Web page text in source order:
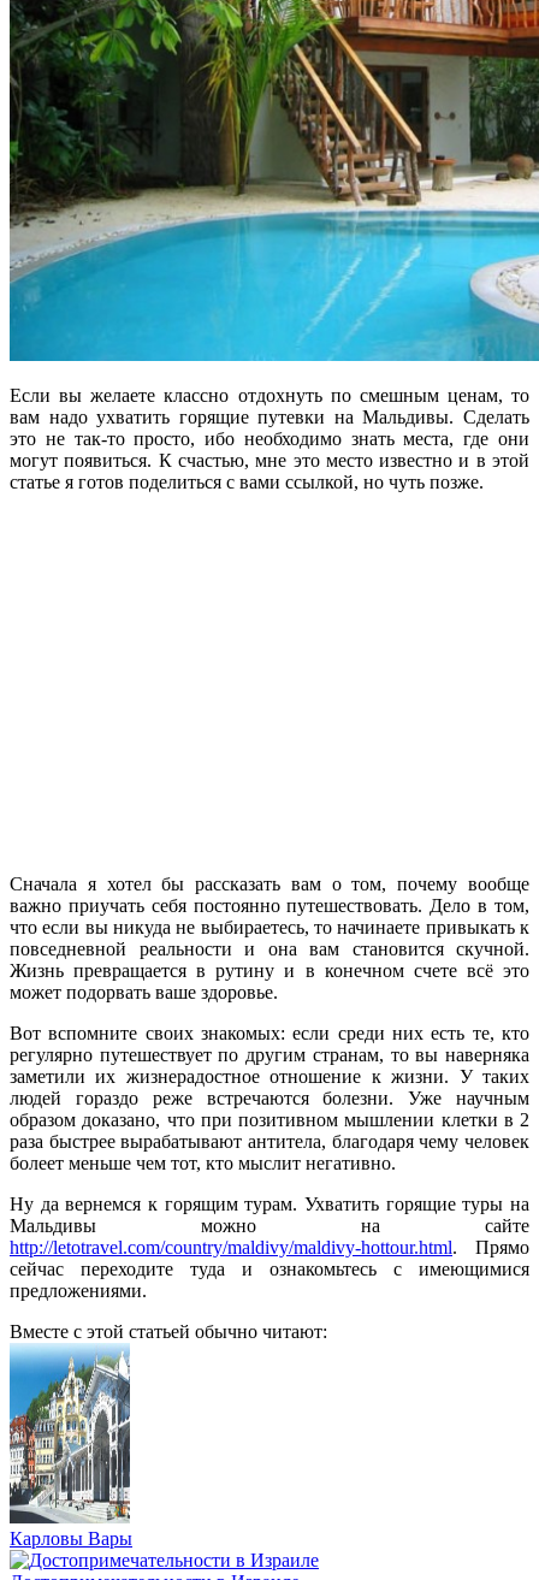
Если вы желаете классно отдохнуть по смешным ценам, то
вам надо ухватить горящие путевки на Мальдивы. Сделать
это не так-то просто, ибо необходимо знать места, где они
могут появиться. К счастью, мне это место известно и в этой
статье я готов поделиться с вами ссылкой, но чуть позже.
Сначала я хотел бы рассказать вам о том, почему вообще
важно приучать себя постоянно путешествовать. Дело в том,
что если вы никуда не выбираетесь, то начинаете привыкать к
повседневной реальности и она вам становится скучной.
Жизнь превращается в рутину и в конечном счете всё это
может подорвать ваше здоровье.
Вот вспомните своих знакомых: если среди них есть те, кто
регулярно путешествует по другим странам, то вы наверняка
заметили их жизнерадостное отношение к жизни. У таких
людей гораздо реже встречаются болезни. Уже научным
образом доказано, что при позитивном мышлении клетки в 2
раза быстрее вырабатывают антитела, благодаря чему человек
болеет меньше чем тот, кто мыслит негативно.
Ну да вернемся к горящим турам. Ухватить горящие туры на
Мальдивы можно на сайте
http://letotravel.com/country/maldivy/maldivy-hottour.html. Прямо
сейчас переходите туда и ознакомьтесь с имеющимися
предложениями.
Вместе с этой статьей обычно читают:
Карловы Вары